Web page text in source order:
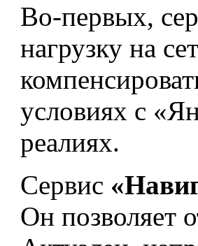
Во-первых,
нагрузку на
условиях с
реалиях.
Сервис
Он позволяет